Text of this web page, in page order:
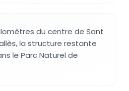
du centre de Sant
la structure restante
le Parc Naturel de